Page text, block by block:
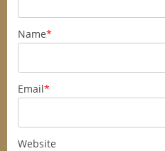
Name*
Email*
Website